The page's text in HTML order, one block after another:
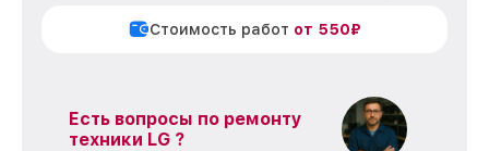
Стоимость работ от 550₽
Есть вопросы по ремонту
техники LG ?